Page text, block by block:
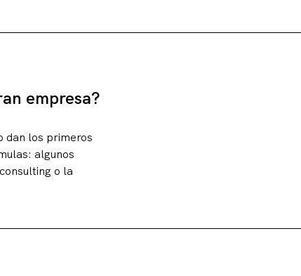
empresa?
dan los primeros
algunos
o la